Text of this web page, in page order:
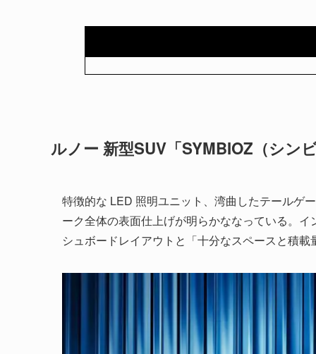
ルノー 新型SUV「SYMBIOZ（シン
特徴的な LED 照明ユニット、湾曲したテールゲ
ーク全体の表面仕上げが明らかななっている。
シュボードレイアウトと「十分なスペースと積載